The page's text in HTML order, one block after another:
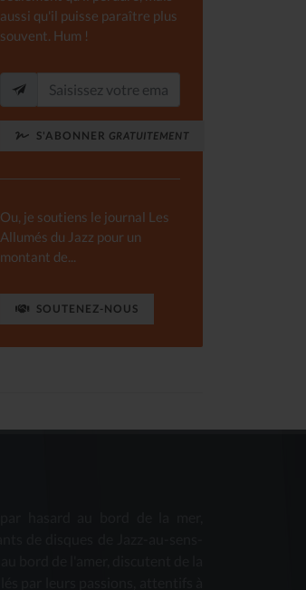
aussi qu'il puisse paraître plus
souvent. Hum !
S'ABONNER GRATUITEMENT
Ou, je soutiens le journal Les
Allumés du Jazz pour un
montant de...
SOUTENEZ-NOUS